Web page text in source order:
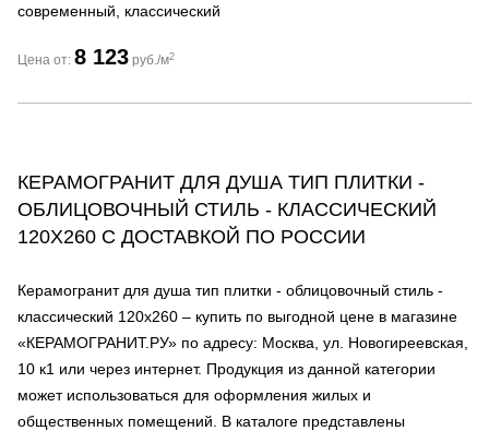
современный, классический
Цена от: 8 123 руб./м2
КЕРАМОГРАНИТ ДЛЯ ДУША ТИП ПЛИТКИ -
ОБЛИЦОВОЧНЫЙ СТИЛЬ - КЛАССИЧЕСКИЙ
120Х260 С ДОСТАВКОЙ ПО РОССИИ
Керамогранит для душа тип плитки - облицовочный стиль -
классический 120х260 – купить по выгодной цене в магазине
«КЕРАМОГРАНИТ.РУ» по адресу: Москва, ул. Новогиреевская,
10 к1 или через интернет. Продукция из данной категории
может использоваться для оформления жилых и
общественных помещений. В каталоге представлены